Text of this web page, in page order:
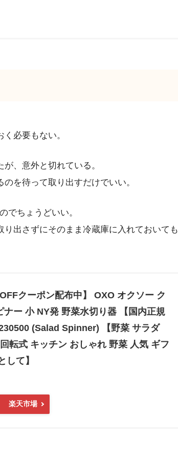
必要もない。
、意外と切れている。
を待って取り出すだけでいい。
でちょうどいい。
出さずにそのまま冷蔵庫に入れておいても
クーポン配布中】 OXO オクソー ク
ナー 小 NY発 野菜水切り器 【国内正規
(Salad Spinner) 【野菜 サラダ
転式 キッチン おしゃれ 野菜 人気 ギフ
して】
楽天市場